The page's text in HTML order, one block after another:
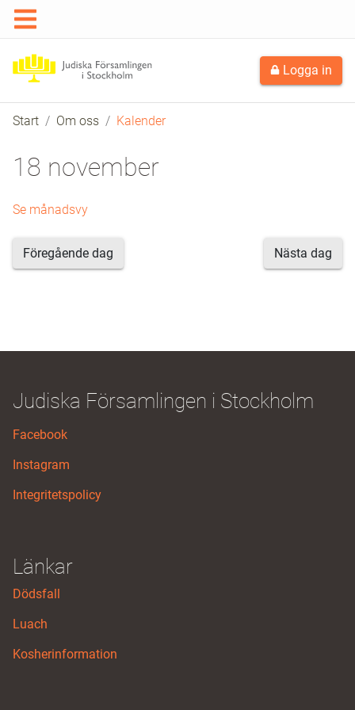
Logga in
Start Om oss Kalender
18 november
Se månadsvy
Föregående dag Nästa dag
Judiska Församlingen i Stockholm
Facebook
Instagram
Integritetspolicy
Länkar
Dödsfall
Luach
Kosherinformation